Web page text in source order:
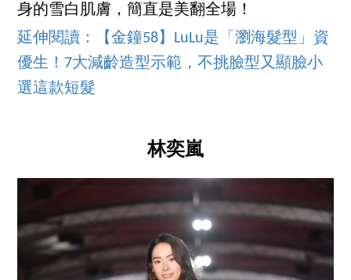
身的雪白肌膚，簡直是美翻全場！
延伸閱讀：【金鐘58】LuLu是「瀏海髮型」資
優生！7大減齡造型示範，不挑臉型又顯臉小
選這款短髮
林奕嵐